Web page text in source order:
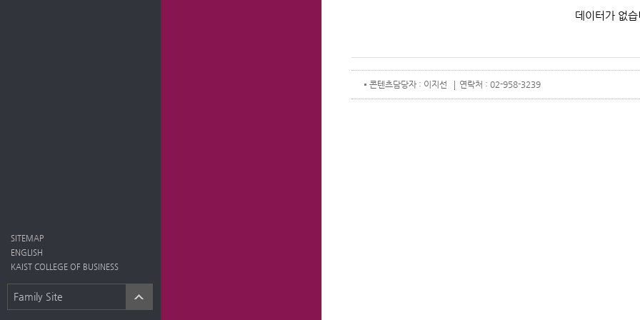
SITEMAP
ENGLISH
KAIST COLLEGE OF BUSINESS
Family Site
데이터가 없
콘텐츠담당자 : 이지선 연락처 : 02-958-3239